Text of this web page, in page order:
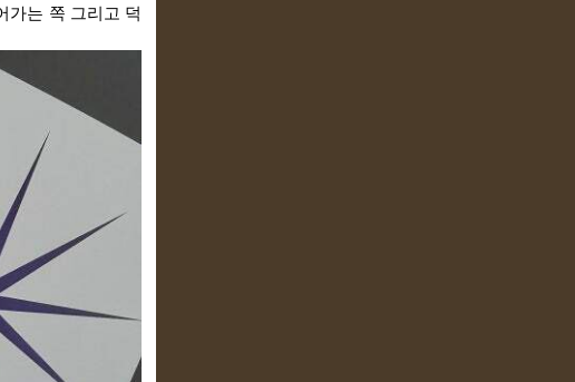
가는 쪽 그리고 덕